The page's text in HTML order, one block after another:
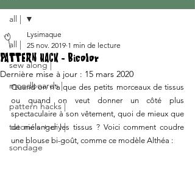
all |
sew along |
moodboards |
pattern hacks |
tutoriels + diy |
sondage
all |
PATTERN HACK - Bicolor
Lysimaque
25 nov. 2019 1 min de lecture
Dernière mise à jour : 15 mars 2020
Quand on n'a que des petits morceaux de tissus
ou quand on veut donner un côté plus
spectaculaire à son vêtement, quoi de mieux que
de mélanger les tissus ? Voici comment coudre
une blouse bi-goût, comme ce modèle Althéa :